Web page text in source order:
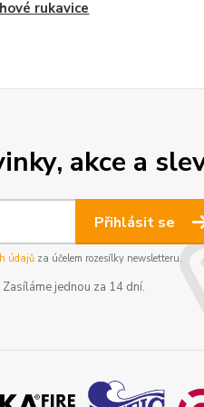
rukavice
akce a
Přihlásit se
údajůza účelem rozesílky newsletteru.
jednou za 14 dní.